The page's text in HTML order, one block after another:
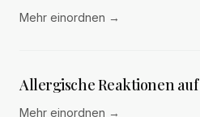
Mehr einordnen →
Allergische Reaktionen
Mehr einordnen →